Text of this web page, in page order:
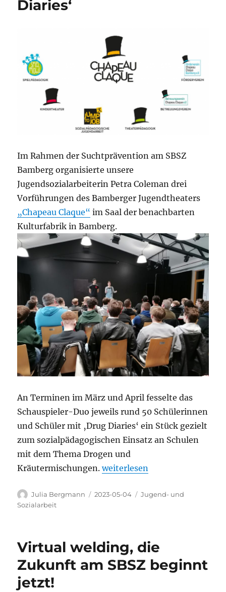
Diaries‘
Im Rahmen der Suchtprävention am SBSZ
Bamberg organisierte unsere
Jugendsozialarbeiterin Petra Coleman drei
Vorführungen des Bamberger Jugendtheaters
„Chapeau Claque“ im Saal der benachbarten
Kulturfabrik in Bamberg.
An Terminen im März und April fesselte das
Schauspieler-Duo jeweils rund 50 Schülerinnen
und Schüler mit ‚Drug Diaries‘ ein Stück gezielt
zum sozialpädagogischen Einsatz an Schulen
mit dem Thema Drogen und
Kräutermischungen.„Besuch des Chapeau
weiterlesen
Autor
Julia Bergmann
Veröffentlicht
2023-05-04 Kategorien
Jugend- und
Sozialarbeit
Virtual welding, die
Zukunft am SBSZ beginnt
jetzt!